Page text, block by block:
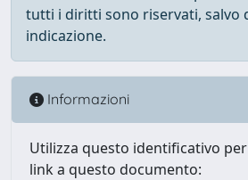
tutti i diritti sono riservati, salvo
indicazione.
Informazioni
Utilizza questo identificativo
link a questo documento: